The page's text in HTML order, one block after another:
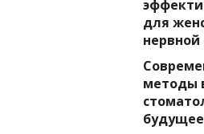
для
методы
будущее